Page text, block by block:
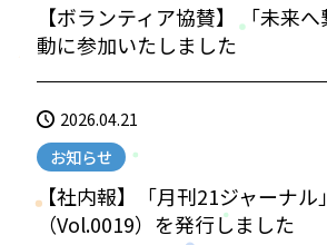
【ボランティア協賛】 「未来
動に参加いたしました
2026.04.21
お知らせ
【社内報】「月刊21ジャーナル
（Vol.0019）を発行しました